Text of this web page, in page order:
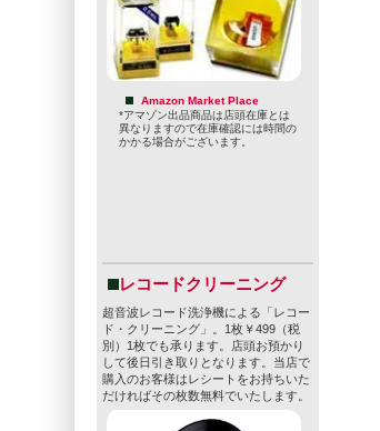
Amazon Market Place
*アマゾン出品商品は店頭在庫とは
異なりますので在庫確認には時間の
かかる場合がございます。
レコードクリーニング
超音波レコード洗浄機による「レコー
ド・クリーニング」。1枚￥499（税
別）1枚でも承ります。店頭お預かり
して後日引き取りとなります。当店で
購入のお客様はレシートをお持ちいた
だければその枚数無料でいたします。